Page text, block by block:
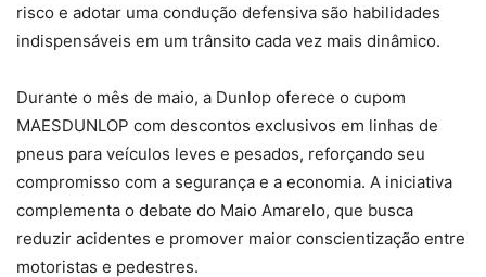
risco e adotar uma condução defensiva são habilidades
indispensáveis em um trânsito cada vez mais dinâmico.
Durante o mês de maio, a Dunlop oferece o cupom
MAESDUNLOP com descontos exclusivos em linhas de
pneus para veículos leves e pesados, reforçando seu
compromisso com a segurança e a economia. A iniciativa
complementa o debate do Maio Amarelo, que busca
reduzir acidentes e promover maior conscientização entre
motoristas e pedestres.